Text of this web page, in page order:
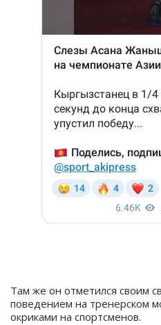
Там же он отметился своим
поведением на тренерском
окриками на спортсменов.